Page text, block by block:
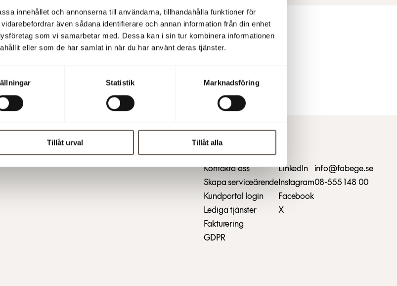
innehållet och annonserna till användarna, tillhandahålla funktioner för
även sådana identifierare och annan information från din enhet
som vi samarbetar med. Dessa kan i sin tur kombinera informationen
eller som de har samlat in när du har använt deras tjänster.
Statistik Marknadsföring
Tillåt urval Tillåt alla
information
Kontakta oss
Skapa serviceärende
Kundportal login
Lediga tjänster
Fakturering
GDPR
LinkedIn
Instagram
Facebook
X
info@fabege.se
08-555 148 00